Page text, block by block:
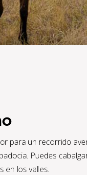
para un recorrido
Puedes
en los valles.